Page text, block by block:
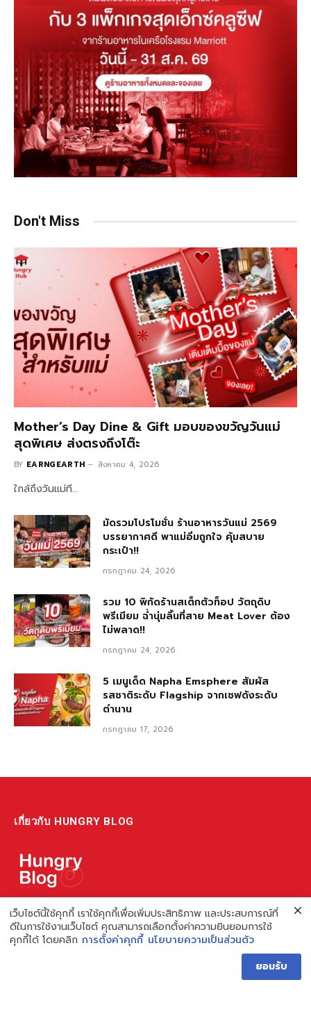
Don't Miss
Mother’s Day Dine & Gift มอบของขวัญวันแม่
สุดพิเศษ ส่งตรงถึงโต๊ะ
BY EARNGEARTH สิงหาคม 4, 2026
ใกล้ถึงวันแม่ที…
มัดรวมโปรโมชั่น ร้านอาหารวันแม่ 2569
บรรยากาศดี พาแม่อิ่มถูกใจ คุ้มสบาย
กระเป๋า!!
กรกฎาคม 24, 2026
รวม 10 พิกัดร้านสเต็กตัวท็อป วัตถุดิบ
พรีเมียม ฉ่ำนุ่มลิ้นที่สาย Meat Lover ต้อง
ไม่พลาด!!
กรกฎาคม 24, 2026
5 เมนูเด็ด Napha Emsphere สัมผัส
รสชาติระดับ Flagship จากเชฟดังระดับ
ตำนาน
กรกฎาคม 17, 2026
เกี่ยวกับ HUNGRY BLOG
แหล่งรวมข้อมูล ข่าวสาร เกี่ยวกับร้านอาหารและเรื่องกิน ไม่ว่าจะเป็น
รีวิว ชี้เป้า รวมถึงความรู้ต่างๆ ที่เราอยากแชร์!
ไม่พอ เรายังมีความรู้เกี่ยวกับการทำร้านอาหาร เพื่อผู้ประกอบการ ที่
เว็บไซต์นี้ใช้คุกกี้ เราใช้คุกกี้เพื่อเพิ่มประสิทธิภาพ และประสบการณ์ที่
ดีในการใช้งานเว็บไซต์ คุณสามารถเลือกตั้งค่าความยินยอมการใช้
คุกกี้ได้ โดยคลิก การตั้งค่าคุกกี้ นโยบายความเป็นส่วนตัว
ยอมรับ